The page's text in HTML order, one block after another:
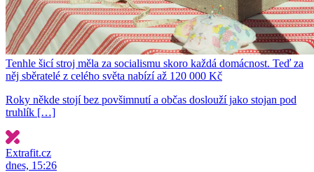
Tenhle šicí stroj měla za socialismu skoro každá domácnost. Teď za
něj sběratelé z celého světa nabízí až 120 000 Kč
Roky někde stojí bez povšimnutí a občas doslouží jako stojan pod
truhlík […]
Extrafit.cz
dnes, 15:26